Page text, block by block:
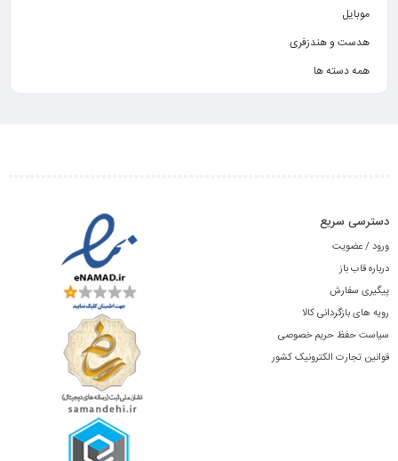
موبایل
هدست و هندزفری
همه دسته ها
دسترسی سریع
ورود / عضویت
درباره قاب باز
پیگیری سفارش
رویه های بازگردانی کالا
سیاست حفظ حریم خصوصی
قوانین تجارت الکترونیک کشور